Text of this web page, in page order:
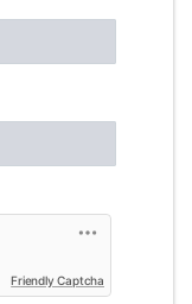
Friendly Captcha